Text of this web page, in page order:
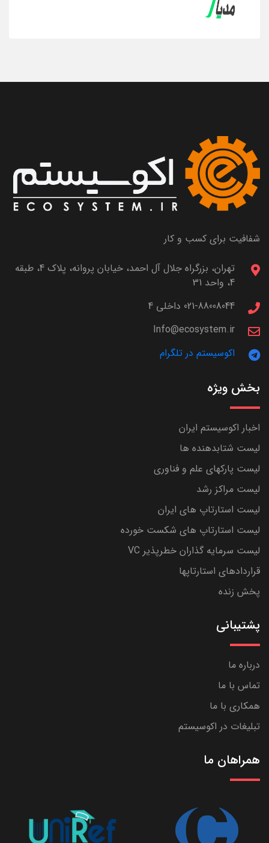
شفافیت برای کسب و کار
تهران، بزرگراه جلال آل احمد، خیابان پروانه، پلاک 4، طبقه
4، واحد 31
021-88008044 داخلی 4
Info@ecosystem.ir
اکوسیستم در تلگرام
بخش ویژه
اخبار اکوسیستم ایران
لیست شتابدهنده ها
لیست پارکهای علم و فناوری
لیست مراکز رشد
لیست استارتاپ های ایران
لیست استارتاپ های شکست خورده
لیست سرمایه گذاران خطرپذیر VC
قراردادهای استارتاپها
پخش زنده
پشتیبانی
درباره ما
تماس با ما
همکاری با ما
تبلیغات در اکوسیستم
همراهان ما